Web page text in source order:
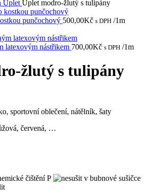
Úplet Úplet modro-žlutý s tulipány
punčochový 500,00Kč s DPH /1m
latexovým nástřikem 700,00Kč s DPH /1m
žlutý s tulipány
sportovní oblečení, nátělník, šaty
červená, …